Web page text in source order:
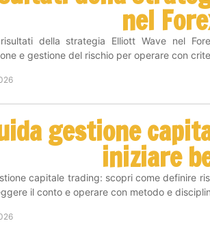
nel
della strategia Elliott Wave nel
e gestione del rischio per operare con
gestione
iniziare
capitale trading: scopri come definire
il conto e operare con metodo e